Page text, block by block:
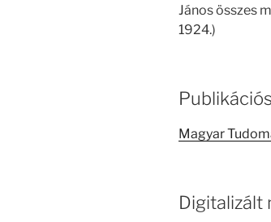
János összes
1924.)
Magyar
Digitalizált